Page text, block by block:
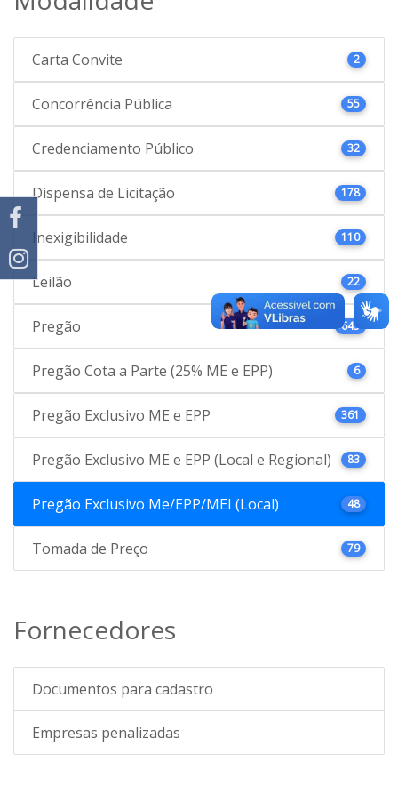
Carta Convite 2
Concorrência Pública 55
Credenciamento Público 32
Dispensa de Licitação 178
Inexigibilidade 110
Leilão 22
Pregão 645
Pregão Cota a Parte (25% ME e EPP) 6
Pregão Exclusivo ME e EPP 361
Pregão Exclusivo ME e EPP (Local e Regional) 83
Pregão Exclusivo Me/EPP/MEI (Local) 48
Tomada de Preço 79
Fornecedores
Documentos para cadastro
Empresas penalizadas